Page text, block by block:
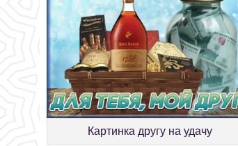
Картинка другу на удачу